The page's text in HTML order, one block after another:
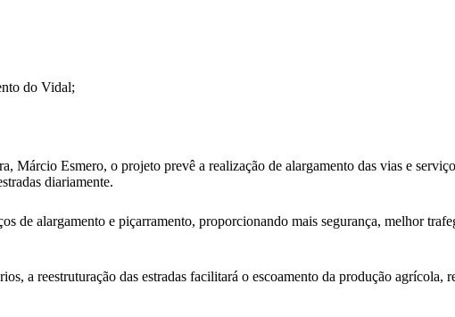
do Vidal;
Márcio Esmero, o projeto prevê a realização de alargamento das vias e
diariamente.
de alargamento e piçarramento, proporcionando mais segurança, melhor
a reestruturação das estradas facilitará o escoamento da produção